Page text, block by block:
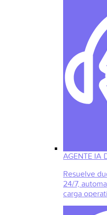
AGENTE IA
Resuelve
24/7,
carga